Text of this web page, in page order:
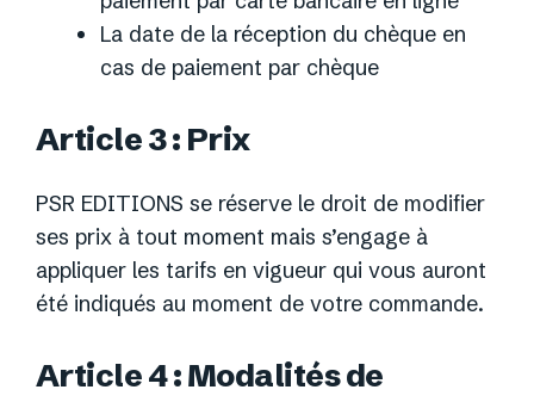
La date de la réception du chèque en
cas de paiement par chèque
Article 3 : Prix
PSR EDITIONS se réserve le droit de modifier
ses prix à tout moment mais s’engage à
appliquer les tarifs en vigueur qui vous auront
été indiqués au moment de votre commande.
Article 4 : Modalités de